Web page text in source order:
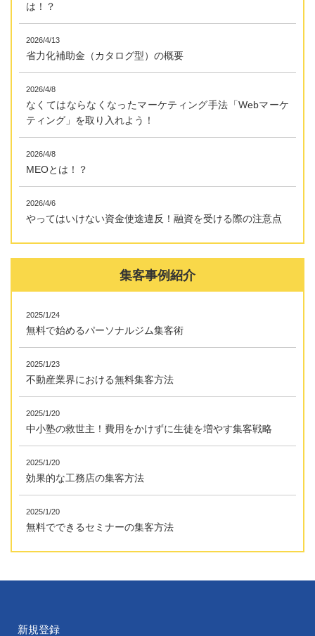
は！？
2026/4/13
省力化補助金（カタログ型）の概要
2026/4/8
なくてはならなくなったマーケティング手法「Webマーケ
ティング」を取り入れよう！
2026/4/8
MEOとは！？
2026/4/6
やってはいけない資金使途違反！融資を受ける際の注意点
集客事例紹介
2025/1/24
無料で始めるパーソナルジム集客術
2025/1/23
不動産業界における無料集客方法
2025/1/20
中小塾の救世主！費用をかけずに生徒を増やす集客戦略
2025/1/20
効果的な工務店の集客方法
2025/1/20
無料でできるセミナーの集客方法
新規登録